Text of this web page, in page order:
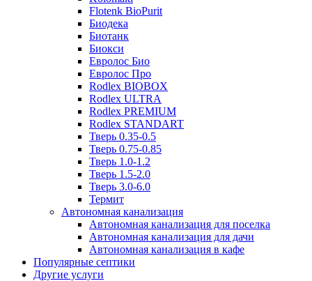
Flotenk BioPurit
Биодека
Биотанк
Биокси
Евролос Био
Евролос Про
Rodlex BIOBOX
Rodlex ULTRA
Rodlex PREMIUM
Rodlex STANDART
Тверь 0.35-0.5
Тверь 0.75-0.85
Тверь 1.0-1.2
Тверь 1.5-2.0
Тверь 3.0-6.0
Термит
Автономная канализация
Автономная канализация для поселка
Автономная канализация для дачи
Автономная канализация в кафе
Популярные септики
Другие услуги